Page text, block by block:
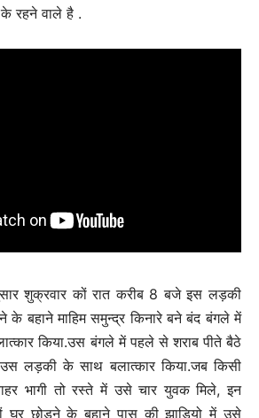
के रहने वाले है .
शुक्रवार कों रात करीब 8 बजे इस लड़की
बहाने माहिम समुन्द्र किनारे बने बंद बंगले में
किया.उस बंगले में पहले से शराब पीते बैठे
लड़की के साथ बलात्कार किया.जब किसी
भागी तो रस्ते में उसे चार युवक मिले, इन
छोड़ने के बहाने पास की झाड़ियो में उसे